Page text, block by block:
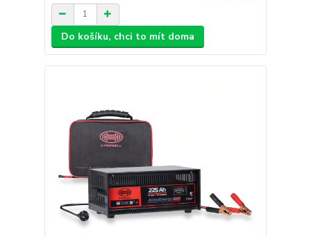
Do košíku, chci to mít doma